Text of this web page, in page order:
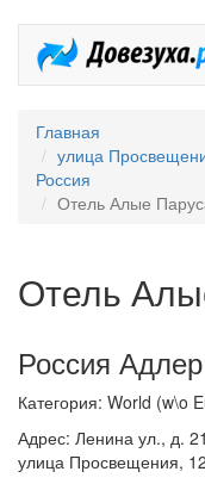
Главная
улица
Россия
Отель Алые
Отель
Россия Адлер
Категория: World (w\o
Адрес: Ленина ул., д.
улица Просвещения,